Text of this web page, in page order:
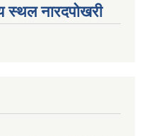
स्थल नारदपोखरी